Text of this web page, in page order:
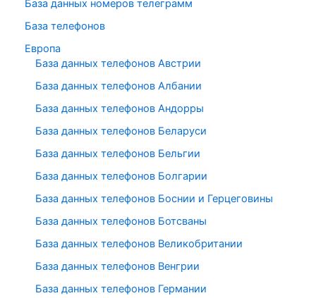
База данных номеров телеграмм
База телефонов
Европа
База данных телефонов Австрии
База данных телефонов Албании
База данных телефонов Андорры
База данных телефонов Беларуси
База данных телефонов Бельгии
База данных телефонов Болгарии
База данных телефонов Боснии и Герцеговины
База данных телефонов Ботсваны
База данных телефонов Великобритании
База данных телефонов Венгрии
База данных телефонов Германии